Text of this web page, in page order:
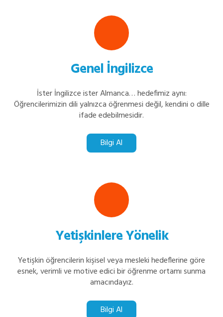
Genel İngilizce
İster İngilizce ister Almanca… hedefimiz aynı:
Öğrencilerimizin dili yalnızca öğrenmesi değil, kendini o dille
ifade edebilmesidir.
Bilgi Al
Yetişkinlere Yönelik
Yetişkin öğrencilerin kişisel veya mesleki hedeflerine göre
esnek, verimli ve motive edici bir öğrenme ortamı sunma
amacındayız.
Bilgi Al